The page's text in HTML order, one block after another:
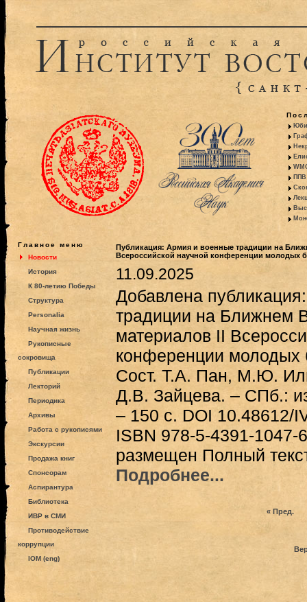
ППВ
Главное меню
Новости
История
К 80-летию Победы
Структура
Personalia
Научная жизнь
Рукописные
сокровища
Публикации
Лекторий
Периодика
Архивы
Работа с рукописями
Экскурсии
Продажа книг
Спонсорам
Аспирантура
Библиотека
ИВР в СМИ
Противодействие
коррупции
IOM (eng)
Публикация: Армия и военные традиции на
Всероссийской научной конференции молодых
11.09.2025
Добавлена
традиции на Ближнем
материалов II
конференции молодых
Сост. Т.А. Пан, М.Ю.
Д.В. Зайцева. – СПб.:
– 150 с. DOI 10.48612/
ISBN 978-5-4391-
размещен Полный
Подробнее...
« Пред.